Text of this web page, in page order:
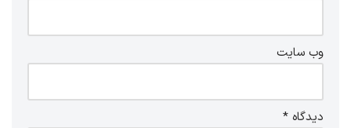
وب‌ سایت
دیدگاه *